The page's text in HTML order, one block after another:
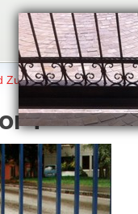
Zubehör ›Teleskop
1